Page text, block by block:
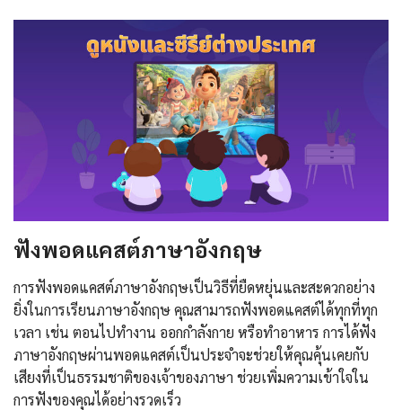
ฟังพอดแคสต์ภาษาอังกฤษ
การฟังพอดแคสต์ภาษาอังกฤษเป็นวิธีที่ยืดหยุ่นและสะดวกอย่าง
ยิ่งในการเรียนภาษาอังกฤษ คุณสามารถฟังพอดแคสต์ได้ทุกที่ทุก
เวลา เช่น ตอนไปทำงาน ออกกำลังกาย หรือทำอาหาร การได้ฟัง
ภาษาอังกฤษผ่านพอดแคสต์เป็นประจำจะช่วยให้คุณคุ้นเคยกับ
เสียงที่เป็นธรรมชาติของเจ้าของภาษา ช่วยเพิ่มความเข้าใจใน
การฟังของคุณได้อย่างรวดเร็ว